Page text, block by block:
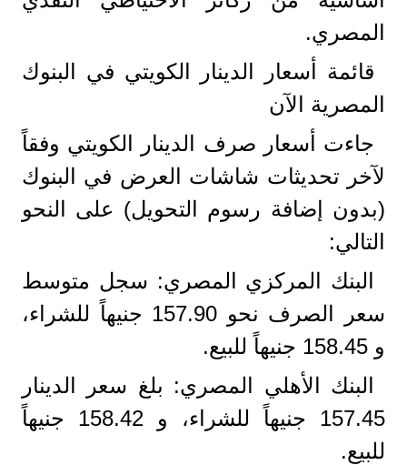
المصري.
​قائمة أسعار الدينار الكويتي في البنوك
المصرية الآن
​جاءت أسعار صرف الدينار الكويتي وفقاً
لآخر تحديثات شاشات العرض في البنوك
(بدون إضافة رسوم التحويل) على النحو
التالي:
​البنك المركزي المصري: سجل متوسط
سعر الصرف نحو 157.90 جنيهاً للشراء،
و 158.45 جنيهاً للبيع.
​البنك الأهلي المصري: بلغ سعر الدينار
157.45 جنيهاً للشراء، و 158.42 جنيهاً
للبيع.